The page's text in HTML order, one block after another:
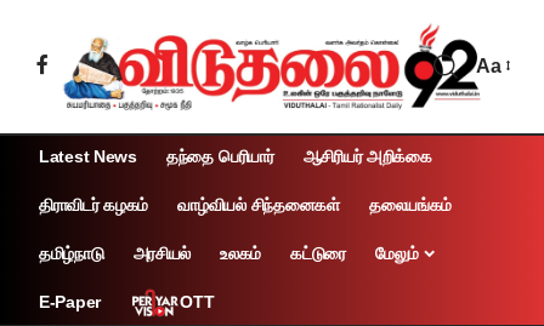
Aa
Latest News தந்தை பெரியார் ஆசிரியர் அறிக்கை
திராவிடர் கழகம் வாழ்வியல் சிந்தனைகள் தலையங்கம்
தமிழ்நாடு அரசியல் உலகம் கட்டுரை மேலும்
E-Paper OTT